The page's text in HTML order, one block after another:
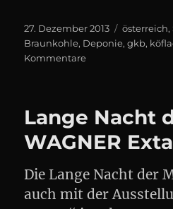
Posted
on
27. Dezember 2013 Categories
österreich,
Braunkohle, Deponie,gkb,
Kommentarezu
Köflacher-
übrig
Lange Nacht
WAGNER
Die Lange Nacht der
auch mit der